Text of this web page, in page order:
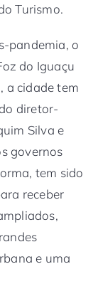
Turismo.
pandemia, o
do Iguaçu
a cidade tem
diretor-
Silva e
governos
tem sido
receber
e uma